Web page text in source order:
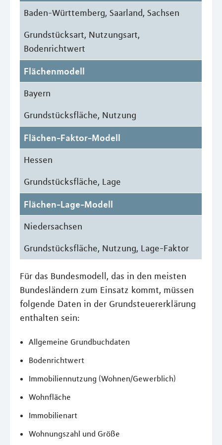
Baden-Württemberg, Saarland, Sachsen
Grundstücksart, Nutzungsart,
Bodenrichtwert
Flächenmodell
Bayern
Grundstücksfläche, Nutzung
Flächen-Faktor-Modell
Hessen
Grundstücksfläche, Lage
Flächen-Lage-Modell
Niedersachsen
Grundstücksfläche, Nutzung, Lage-Faktor
Für das Bundesmodell, das in den meisten
Bundesländern zum Einsatz kommt, müssen
folgende Daten in der Grundsteuererklärung
enthalten sein:
Allgemeine Grundbuchdaten
Bodenrichtwert
Immobiliennutzung (Wohnen/Gewerblich)
Wohnfläche
Immobilienart
Wohnungszahl und Größe